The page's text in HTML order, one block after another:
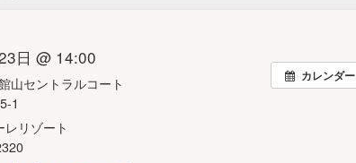
カレンダー
日 @ 14:00
山セントラルコート
1
レリゾート